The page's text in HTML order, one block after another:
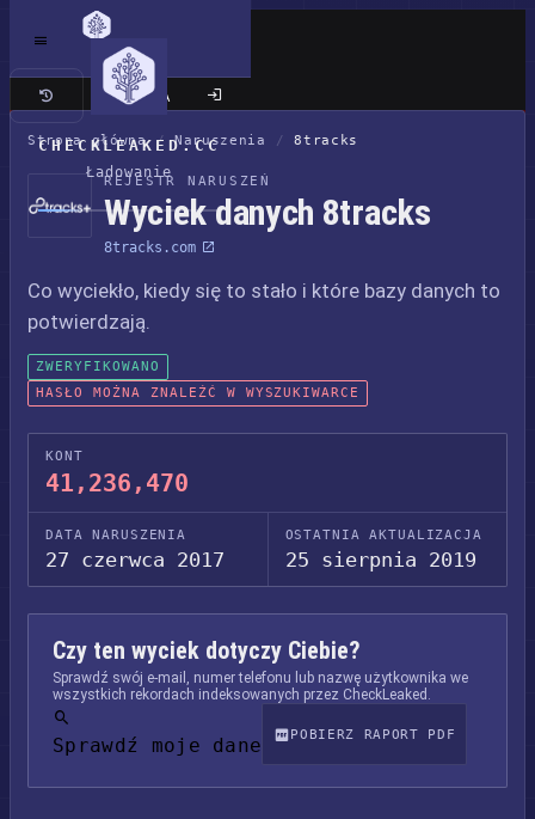
CHECKLEAKED.CC
Ładowanie
Klasyczna wersja
Strona główna / Naruszenia / 8tracks
REJESTR NARUSZEŃ
Wyciek danych 8tracks
8tracks.com
Co wyciekło, kiedy się to stało i które bazy danych to
potwierdzają.
ZWERYFIKOWANO
HASŁO MOŻNA ZNALEŹĆ W WYSZUKIWARCE
KONT
41,236,470
DATA NARUSZENIA
27 czerwca 2017
OSTATNIA AKTUALIZACJA
25 sierpnia 2019
Czy ten wyciek dotyczy Ciebie?
Sprawdź swój e-mail, numer telefonu lub nazwę użytkownika we
wszystkich rekordach indeksowanych przez CheckLeaked.
Sprawdź moje dane POBIERZ RAPORT PDF